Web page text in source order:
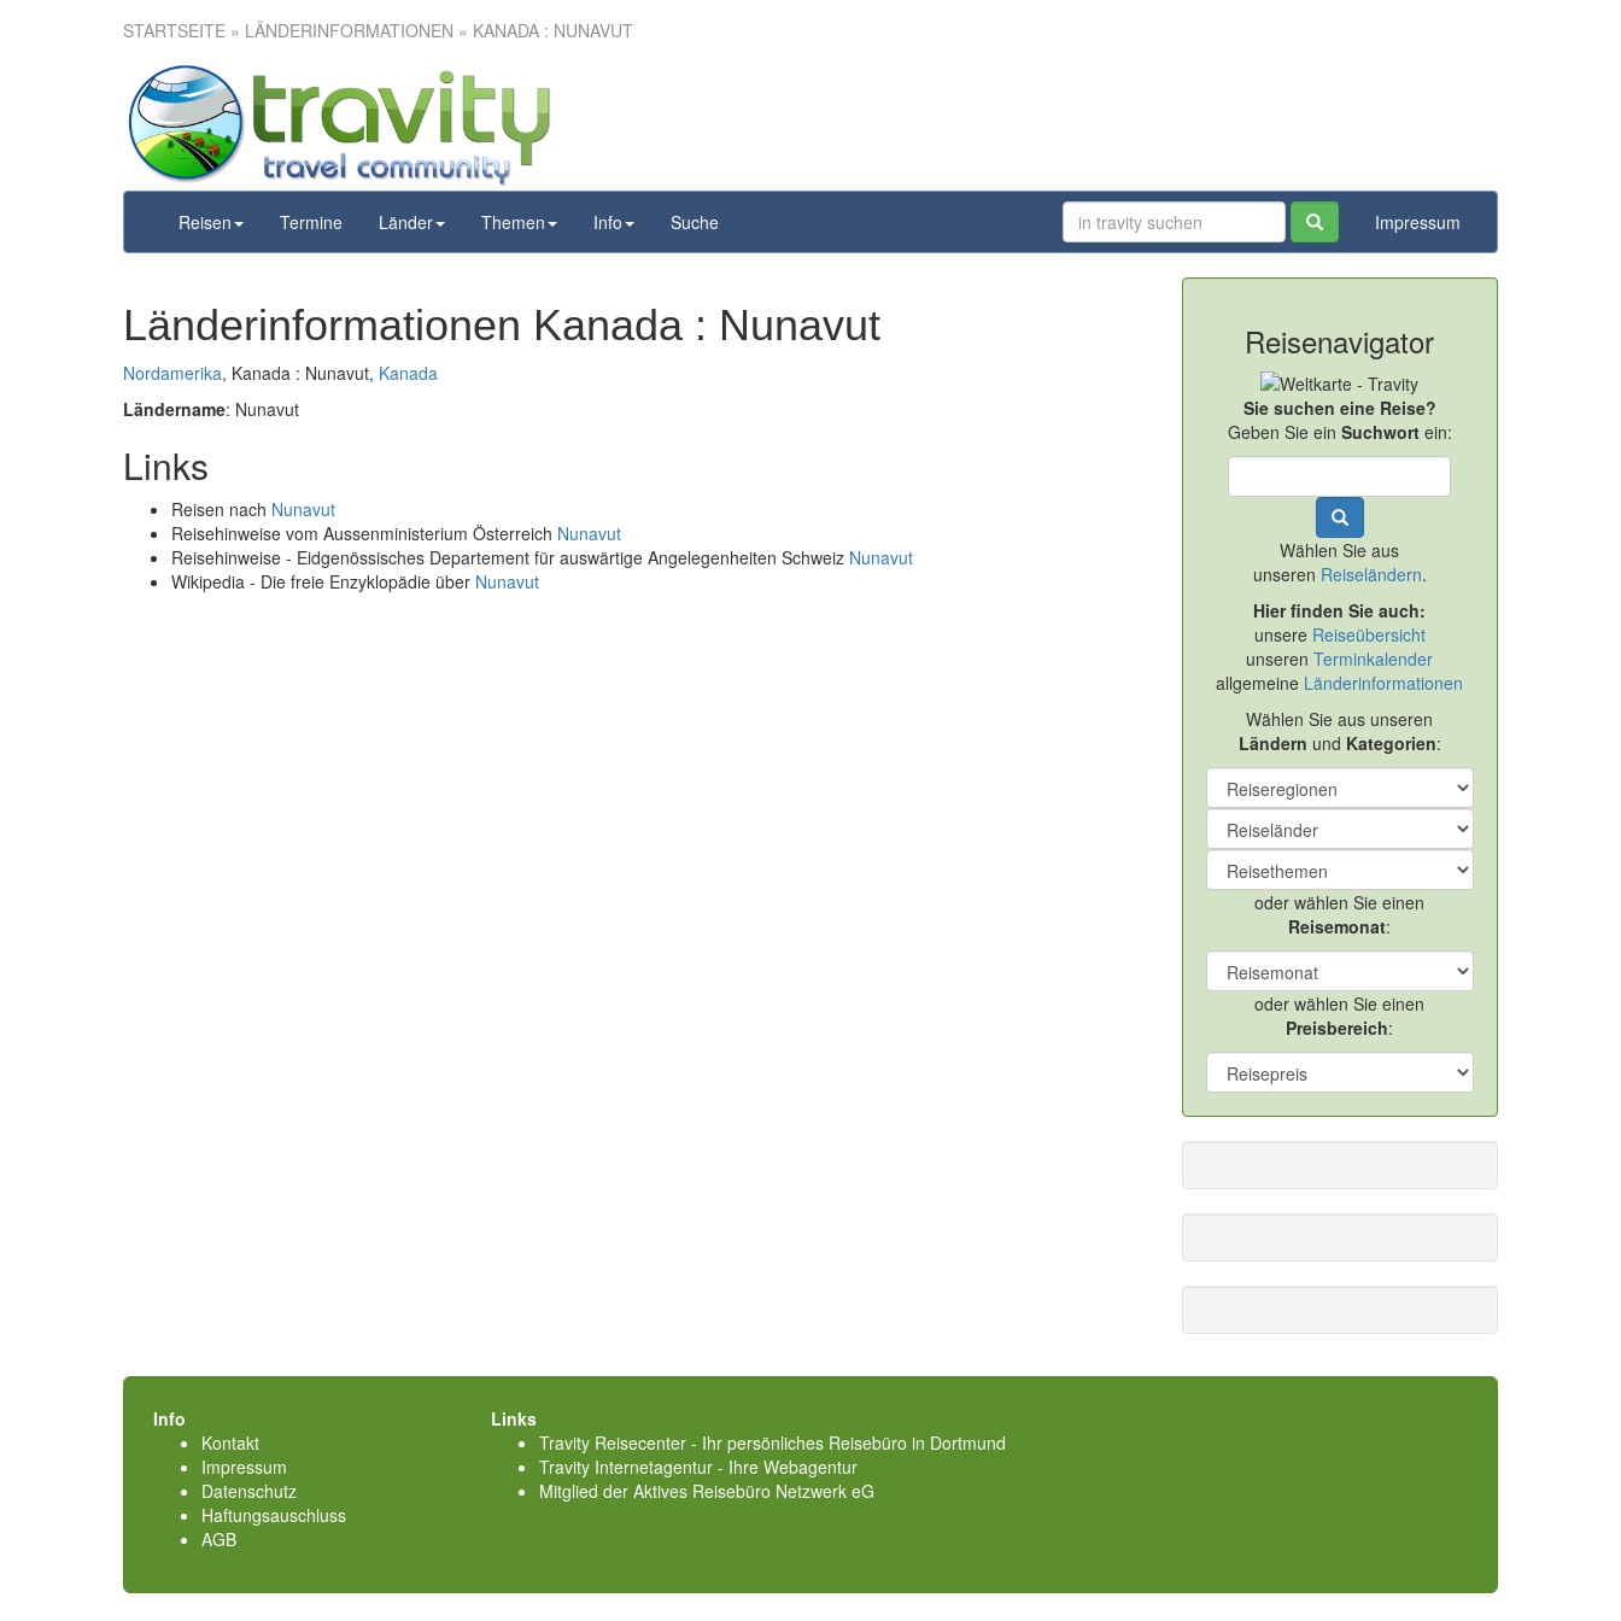
STARTSEITE » LÄNDERINFORMATIONEN » KANADA : NUNAVUT
Reisen Termine Länder Themen Info Suche Impressum
Länderinformationen Kanada : Nunavut
Nordamerika, Kanada : Nunavut, Kanada
Ländername: Nunavut
Links
Reisen nach Nunavut
Reisehinweise vom Aussenministerium Österreich Nunavut
Reisehinweise - Eidgenössisches Departement für auswärtige Angelegenheiten Schweiz Nunavut
Wikipedia - Die freie Enzyklopädie über Nunavut
Reisenavigator
Sie suchen eine Reise?
Geben Sie ein Suchwortein:
Wählen Sie aus
unseren Reiseländern.
Hier finden Sie auch:
unsere Reiseübersicht
unserenTerminkalender
allgemeine Länderinformationen
Wählen Sie aus unseren
Ländern und Kategorien:
oder wählen Sie einen
Reisemonat:
oder wählen Sie einen
Preisbereich:
Info
Kontakt
Impressum
Datenschutz
Haftungsauschluss
AGB
Links
Travity Reisecenter - Ihr persönliches Reisebüro in Dortmund
Travity Internetagentur - Ihre Webagentur
Mitglied der Aktives Reisebüro Netzwerk eG